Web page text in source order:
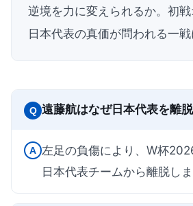
逆境を力に変えられるか。初戦
日本代表の真価が問われる一戦
Q 遠藤航はなぜ日本代表を離
A 左足の負傷により、W杯
日本代表チームから離脱しま